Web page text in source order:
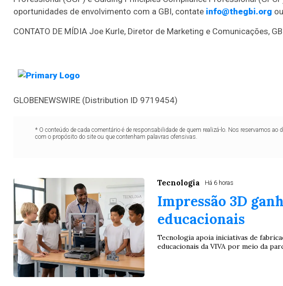
oportunidades de envolvimento com a GBI, contate info@thegbi.org
CONTATO DE MÍDIA Joe Kurle, Diretor de Marketing e Comunicações,
GLOBENEWSWIRE (Distribution ID 9719454)
* O conteúdo de cada comentário é de responsabilidade de quem realizá-lo. Nos reservamos
com o propósito do site ou que contenham palavras ofensivas.
Tecnologia Há 6 horas
Impressão 3D
educacionais
Tecnologia apoia iniciativas de
educacionais da VIVA por meio da